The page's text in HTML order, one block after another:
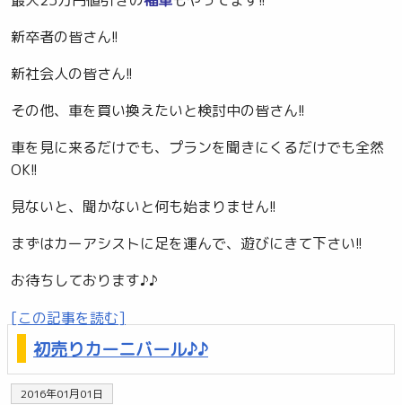
新卒者の皆さん!!
新社会人の皆さん!!
その他、車を買い換えたいと検討中の皆さん!!
車を見に来るだけでも、プランを聞きにくるだけでも全然
OK!!
見ないと、聞かないと何も始まりません!!
まずはカーアシストに足を運んで、遊びにきて下さい!!
お待ちしております♪♪
[この記事を読む]
初売りカーニバール♪♪
2016年01月01日